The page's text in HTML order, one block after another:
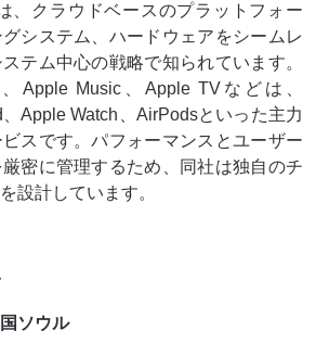
、クラウドベースのプラットフォー
システム、ハードウェアをシームレ
テム中心の戦略で知られています。
Apple Music、Apple TVなどは、
Apple Watch、AirPodsといった主力
スです。パフォーマンスとユーザー
密に管理するため、同社は独自のチ
設計しています。
ソウル